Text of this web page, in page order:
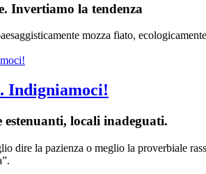
Invertiamo la tendenza
mozza fiato,
Indigniamoci!
estenuanti, locali inadeguati.
dire la pazienza o meglio la proverbiale